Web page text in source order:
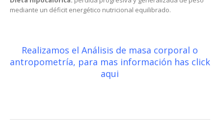
mediante un déficit energético nutricional equilibrado.
Realizamos el Análisis de masa corporal o
antropometría, para mas información has click
aqui